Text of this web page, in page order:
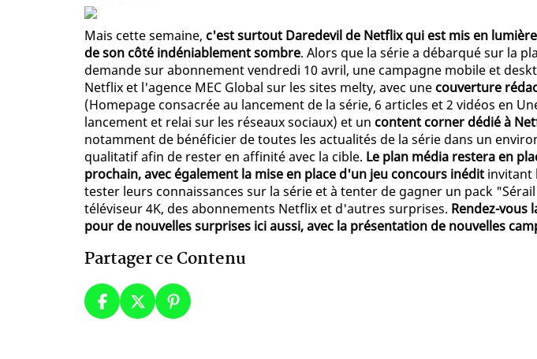
Mais cette semaine, c'est surtout Daredevil de Netflix qui est mis en
de son côté indéniablement sombre. Alors que la série a débarqué sur la
demande sur abonnement vendredi 10 avril, une campagne mobile et
Netflix et l'agence MEC Global sur les sites melty, avec une couverture
(Homepage consacrée au lancement de la série, 6 articles et 2 vidéos en
lancement et relai sur les réseaux sociaux) et un content corner dédié à
notamment de bénéficier de toutes les actualités de la série dans un
qualitatif afin de rester en affinité avec la cible. Le plan média restera en
prochain, avec également la mise en place d'un jeu concours inédit invitant
tester leurs connaissances sur la série et à tenter de gagner un pack
téléviseur 4K, des abonnements Netflix et d'autres surprises. Rendez-vous
pour de nouvelles surprises ici aussi, avec la présentation de nouvelles
Partager ce Contenu